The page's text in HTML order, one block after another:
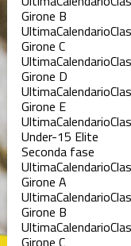
Girone B
UltimaCalendario
Girone C
UltimaCalendario
Girone D
UltimaCalendario
Girone E
UltimaCalendario
Under-15 Elite
Seconda fase
UltimaCalendario
Girone A
UltimaCalendario
Girone B
UltimaCalendario
Girone C